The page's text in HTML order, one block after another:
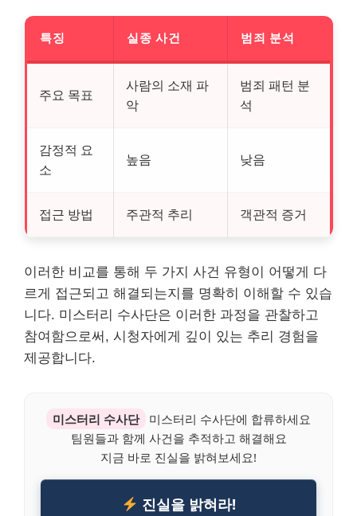
특징 실종 사건 범죄 분석
주요 목표
사람의 소재 파
악
범죄 패턴 분
석
감정적 요
소
높음 낮음
접근 방법 주관적 추리 객관적 증거
이러한 비교를 통해 두 가지 사건 유형이 어떻게 다
르게 접근되고 해결되는지를 명확히 이해할 수 있습
니다. 미스터리 수사단은 이러한 과정을 관찰하고
참여함으로써, 시청자에게 깊이 있는 추리 경험을
제공합니다.
미스터리 수사단
미스터리 수사단에 합류하세요
팀원들과 함께 사건을 추적하고 해결해요
지금 바로 진실을 밝혀보세요!
진실을 밝혀라!